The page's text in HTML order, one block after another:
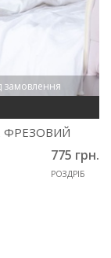
замовлення
ФРЕЗОВИЙ
775 грн.
РОЗДРІБ